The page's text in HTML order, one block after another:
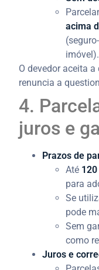
acima
O devedor aceita
renuncia a
4.
juros e
Prazos de
Até
para
Se
pode
Sem
como
Juros e